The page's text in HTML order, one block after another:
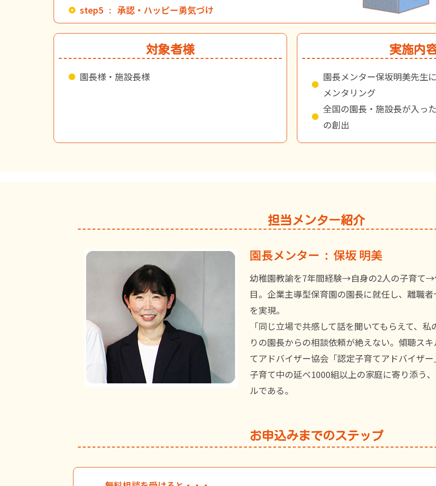
step5 : 承認・ハッピー勇気づけ
対象者様
園長様・施設長様
実施内
園長メンター保坂明美先生
メンタリング
全国の園長・施設長が入っ
の創出
担当メンター紹介
園長メンター : 保坂 明美
幼稚園教諭を7年間経験→自身の2人の子育て→
目。企業主導型保育園の園長に就任し、離職
を実現。
「同じ立場で共感して話を聞いてもらえて、
りの園長からの相談依頼が絶えない。傾聴ス
てアドバイザー協会「認定子育てアドバイザ
子育て中の延べ1000組以上の家庭に寄り添う、
ルである。
お申込みまでのステップ